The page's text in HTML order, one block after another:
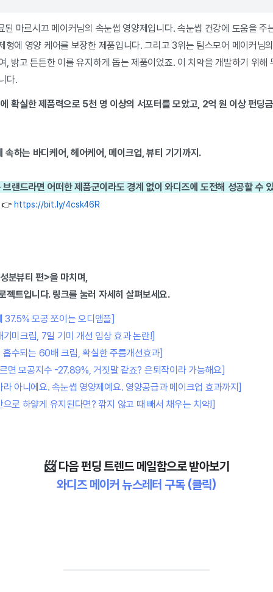
마르시끄 메이커님의 속눈썹 영양제입니다. 속눈썹 건강에 도움을 주
형에 영양 케어를 보장한 제품입니다. 그리고 3위는 팀스모어 메이커님
, 밝고 튼튼한 이를 유지하게 돕는 제품이었죠. 이 치약을 개발하기 위해
다.
확실한 제품력으로 5천 명 이상의 서포터를 모았고, 2억 원 이상 펀딩
속하는 바디케어, 헤어케어, 메이크업, 뷰티 기기까지.
랜드라면 어떠한 제품군이라도 경계 없이 와디즈에 도전해 성공할 수
👉 https://bit.ly/4csk46R
분뷰티 편>을 마치며,
젝트입니다. 링크를 눌러 자세히 살펴보세요.
37.5% 모공 쪼이는 오디앰플]
기미크림, 7일 기미 개선 임상 효과 논란!]
수되는 60배 크림, 확실한 주름개선효과]
면 모공지수 -27.89%, 거짓말 같죠? 은퇴작이라 가능해요]
아니에요. 속눈썹 영양제예요. 영양공급과 메이크업 효과까지]
로 하얗게 유지된다면? 깎지 않고 때 빼서 채우는 치약!]
📨 다음펀딩 트렌드 메일함으로 받아보기
와디즈 메이커 뉴스레터 구독 (클릭)